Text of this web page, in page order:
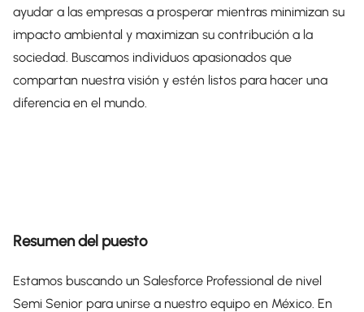
ayudar a las empresas a prosperar mientras minimizan su
impacto ambiental y maximizan su contribución a la
sociedad. Buscamos individuos apasionados que
compartan nuestra visión y estén listos para hacer una
diferencia en el mundo.
Resumen del puesto
Estamos buscando un Salesforce Professional de nivel
Semi Senior para unirse a nuestro equipo en México. En